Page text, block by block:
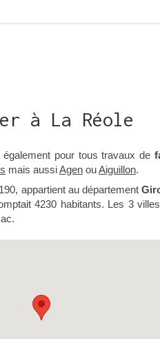
à La Réole
également pour tous travaux de
mais aussiAgen ouAiguillon.
appartient au département
4230 habitants. Les 3